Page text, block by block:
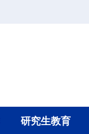
研究生教育